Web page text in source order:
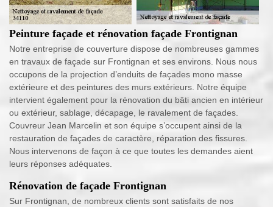
Peinture façade et rénovation façade Frontignan
Notre entreprise de couverture dispose de nombreuses gammes
en travaux de façade sur Frontignan et ses environs. Nous nous
occupons de la projection d’enduits de façades mono masse
extérieure et des peintures des murs extérieurs. Notre équipe
intervient également pour la rénovation du bâti ancien en intérieur
ou extérieur, sablage, décapage, le ravalement de façades.
Couvreur Jean Marcelin et son équipe s’occupent ainsi de la
restauration de façades de caractère, réparation des fissures.
Nous intervenons de façon à ce que toutes les demandes aient
leurs réponses adéquates.
Rénovation de façade Frontignan
Sur Frontignan, de nombreux clients sont satisfaits de nos